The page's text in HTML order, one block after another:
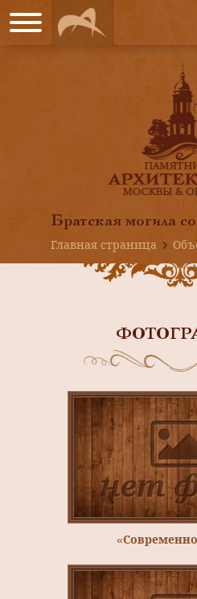
Братская могила
Главная страница